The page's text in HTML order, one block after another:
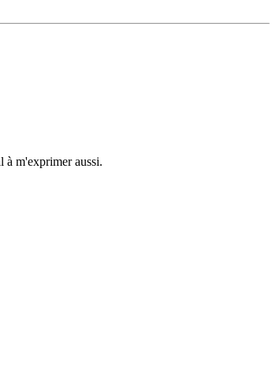
à m'exprimer aussi.